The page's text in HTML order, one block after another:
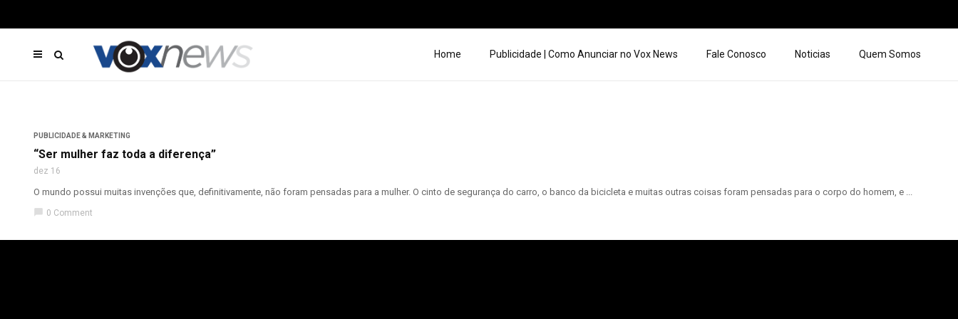
Home Publicidade | Como Anunciar no Vox News Fale Conosco Noticias Quem Somos
PUBLICIDADE & MARKETING
“Ser mulher faz toda a diferença”
dez 16
O mundo possui muitas invenções que, definitivamente, não foram pensadas para a mulher. O cinto de segurança do carro, o banco da bicicleta e muitas outras coisas foram pensadas para o corpo do homem, e ...
chat_bubble 0 Comment